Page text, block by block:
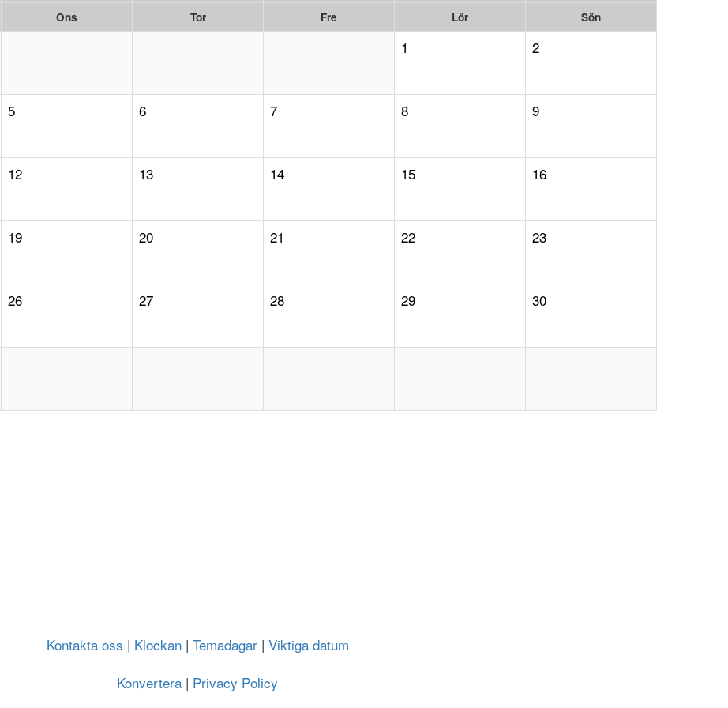
Ons Tor Fre Lör Sön
1 2
5 6 7 8 9
12 13 14 15 16
19 20 21 22 23
26 27 28 29 30
Kontakta oss | Klockan| Temadagar| Viktiga datum
Konvertera | Privacy Policy